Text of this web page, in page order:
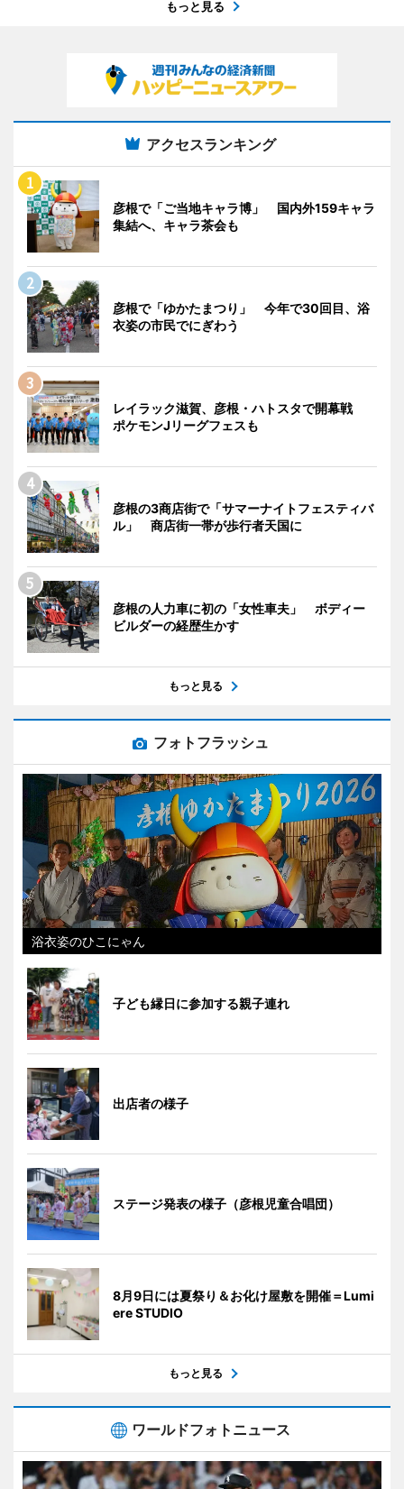
もっと見る
アクセスランキング
彦根で「ご当地キャラ博」 国内外159キャラ
集結へ、キャラ茶会も
彦根で「ゆかたまつり」 今年で30回目、浴
衣姿の市民でにぎわう
レイラック滋賀、彦根・ハトスタで開幕戦
ポケモンJリーグフェスも
彦根の3商店街で「サマーナイトフェスティバ
ル」 商店街一帯が歩行者天国に
彦根の人力車に初の「女性車夫」 ボディー
ビルダーの経歴生かす
もっと見る
フォトフラッシュ
浴衣姿のひこにゃん
子ども縁日に参加する親子連れ
出店者の様子
ステージ発表の様子（彦根児童合唱団）
8月9日には夏祭り＆お化け屋敷を開催＝Lumi
ere STUDIO
もっと見る
ワールドフォトニュース